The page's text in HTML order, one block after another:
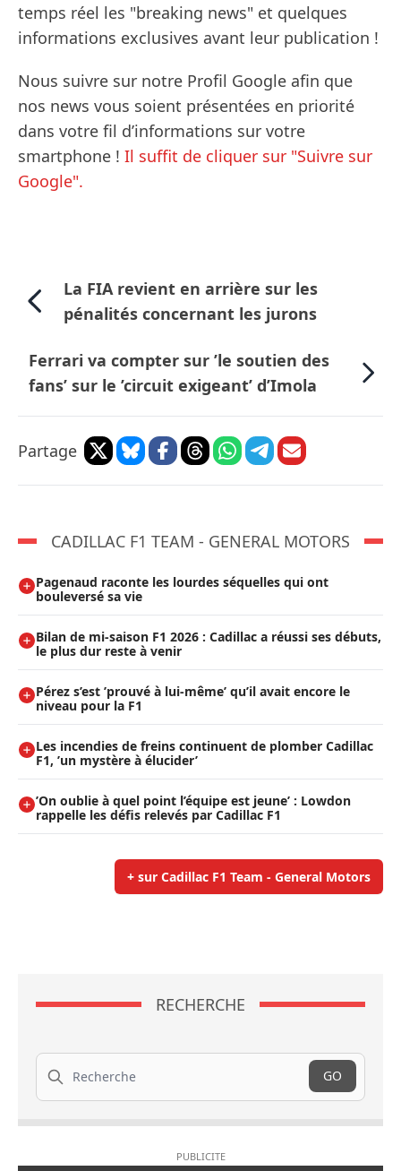
temps réel les "breaking news" et quelques
informations exclusives avant leur publication !
Nous suivre sur notre Profil Google afin que
nos news vous soient présentées en priorité
dans votre fil d’informations sur votre
smartphone ! Il suffit de cliquer sur "Suivre sur
Google".
La FIA revient en arrière sur les
pénalités concernant les jurons
Ferrari va compter sur ’le soutien des
fans’ sur le ’circuit exigeant’ d’Imola
Partage
CADILLAC F1 TEAM - GENERAL MOTORS
Pagenaud raconte les lourdes séquelles qui ont
bouleversé sa vie
Bilan de mi-saison F1 2026 : Cadillac a réussi ses débuts,
le plus dur reste à venir
Pérez s’est ’prouvé à lui-même’ qu’il avait encore le
niveau pour la F1
Les incendies de freins continuent de plomber Cadillac
F1, ’un mystère à élucider’
’On oublie à quel point l’équipe est jeune’ : Lowdon
rappelle les défis relevés par Cadillac F1
+ sur Cadillac F1 Team - General Motors
RECHERCHE
Recherche
GO